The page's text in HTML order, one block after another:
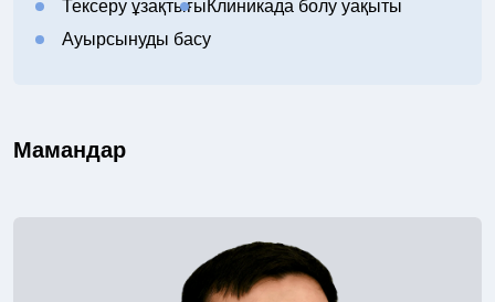
Тексеру ұзақтығыКлиникада болу уақыты
Ауырсынуды басу
Мамандар